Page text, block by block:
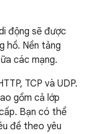
động sẽ được
hồ. Nền tảng
các mạng.
TCP và UDP.
gồm cả lớp
Bạn có thể
đề theo yêu